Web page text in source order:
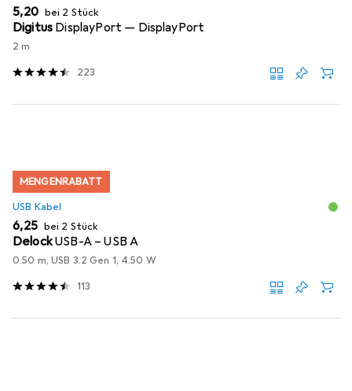
EUR
5,20 bei 2 Stück
Digitus DisplayPort — DisplayPort
2 m
223
MENGENRABATT
USB Kabel
EUR
6,25 bei 2 Stück
DelockUSB-A – USB A
0.50 m, USB 3.2 Gen 1, 4.50 W
113